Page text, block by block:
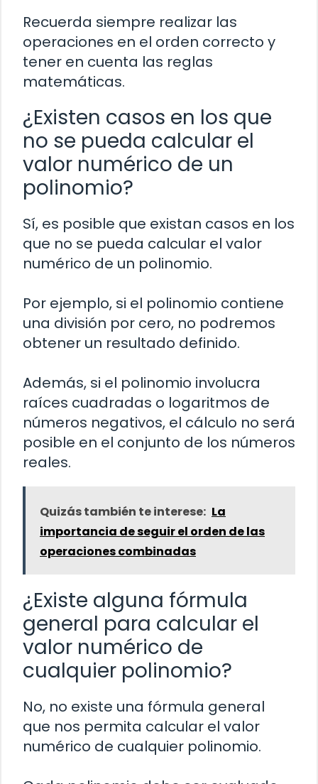
Recuerda siempre realizar las
operaciones en el orden correcto y
tener en cuenta las reglas
matemáticas.
¿Existen casos en los que
no se pueda calcular el
valor numérico de un
polinomio?
Sí, es posible que existan casos en los
que no se pueda calcular el valor
numérico de un polinomio.
Por ejemplo, si el polinomio contiene
una división por cero, no podremos
obtener un resultado definido.
Además, si el polinomio involucra
raíces cuadradas o logaritmos de
números negativos, el cálculo no será
posible en el conjunto de los números
reales.
Quizás también te interese: La
importancia de seguir el orden de las
operaciones combinadas
¿Existe alguna fórmula
general para calcular el
valor numérico de
cualquier polinomio?
No, no existe una fórmula general
que nos permita calcular el valor
numérico de cualquier polinomio.